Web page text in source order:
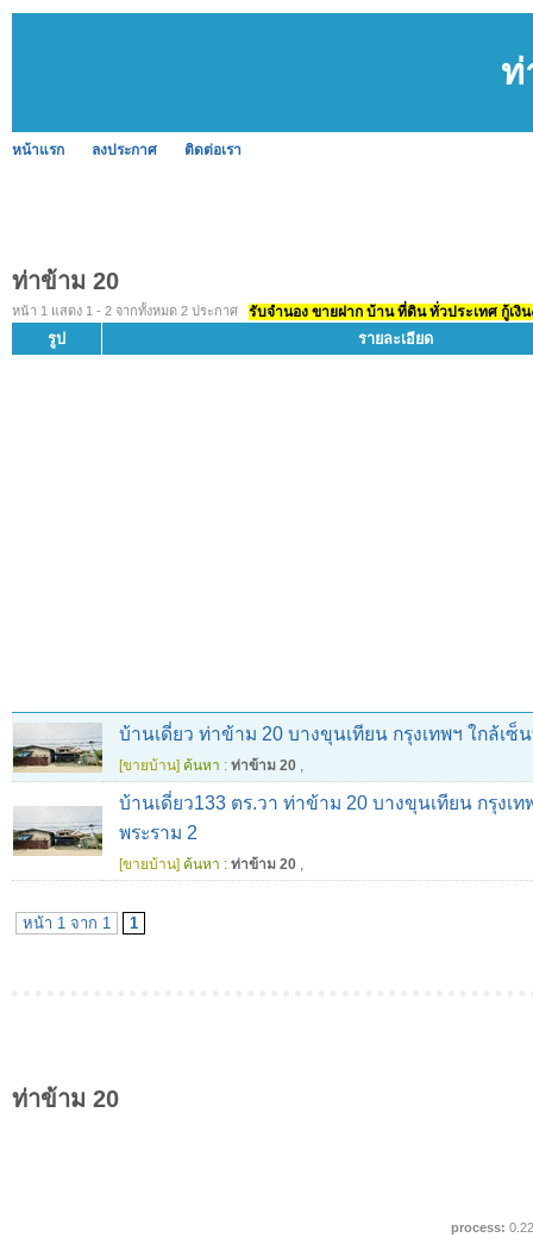
ท่
หน้าแรก ลงประกาศ ติดต่อเรา
ท่าข้าม 20
หน้า 1 แสดง 1 - 2 จากทั้งหมด 2 ประกาศ รับจำนอง ขายฝาก บ้าน ที่ดิน ทั่วประเทศ กู้เงิ
รูป รายละเอียด
บ้านเดี่ยว ท่าข้าม 20 บางขุนเทียน กรุงเทพฯ ใกล้เซ็
[ขายบ้าน] ค้นหา : ท่าข้าม 20 ,
บ้านเดี่ยว133 ตร.วา ท่าข้าม 20 บางขุนเทียน กรุงเท
พระราม 2
[ขายบ้าน] ค้นหา : ท่าข้าม 20 ,
หน้า 1 จาก 1 1
ท่าข้าม 20
process: